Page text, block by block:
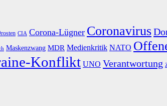
CIA Corona-Lügner Coronavirus
Maskenzwang MDR Medienkritik NATO
Konflikt UNO Verantwortung